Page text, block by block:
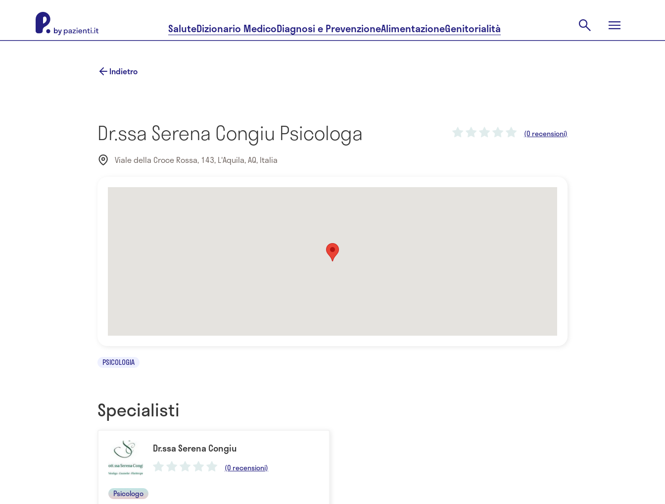
SaluteDizionario MedicoDiagnosi e PrevenzioneAlimentazioneGenitorialità
Indietro
Dr.ssa Serena Congiu Psicologa (0 recensioni)
Viale della Croce Rossa, 143, L'Aquila, AQ, Italia
PSICOLOGIA
Specialisti
Dr.ssa Serena Congiu
(0 recensioni)
Psicologo